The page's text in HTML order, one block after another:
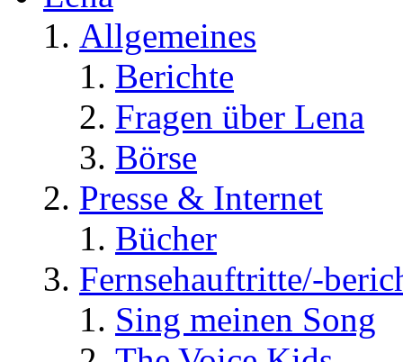
Allgemeines
Berichte
Fragen über Lena
Börse
Presse & Internet
Bücher
Fernsehauftritte/-
Sing meinen Song